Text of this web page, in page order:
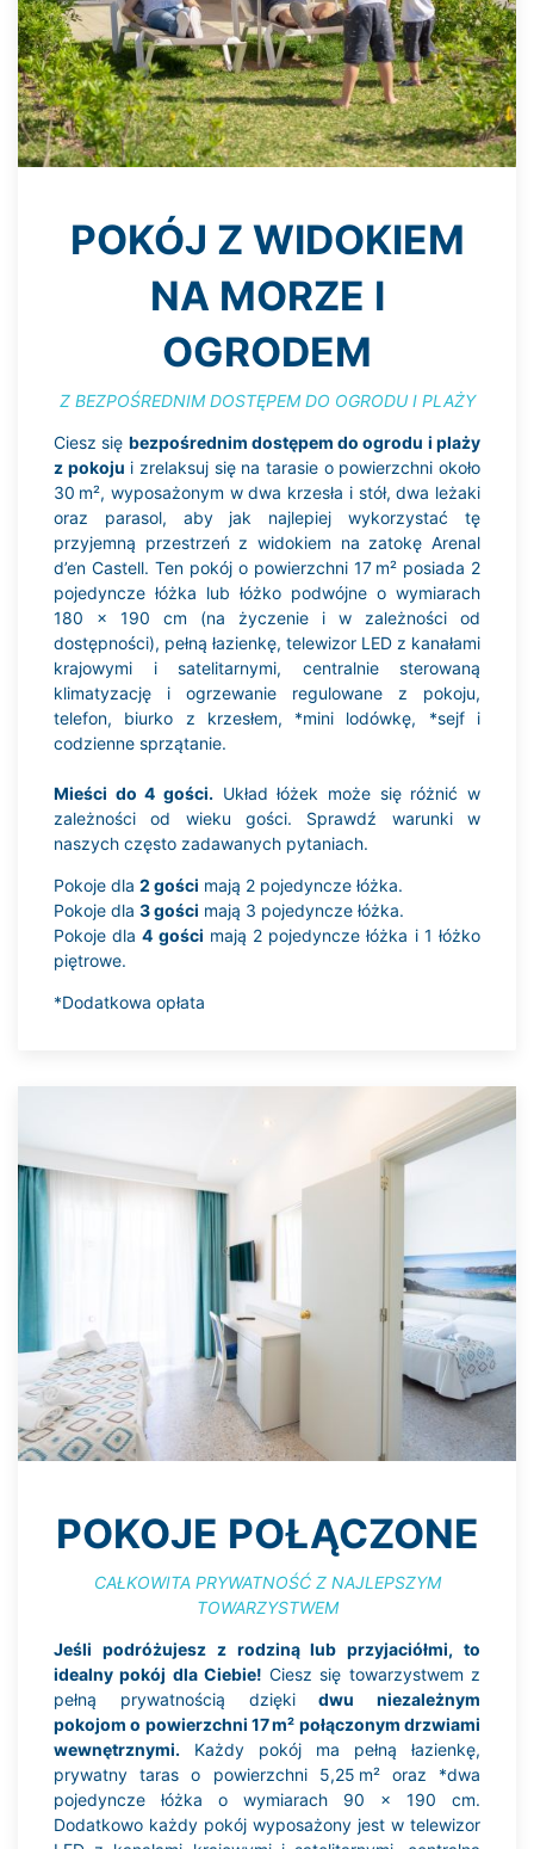
POKÓJ Z WIDOKIEM
NA MORZE I
OGRODEM
Z BEZPOŚREDNIM DOSTĘPEM DO OGRODU I PLAŻY
Ciesz się bezpośrednim dostępem do ogrodu i plaży
z pokoju i zrelaksuj się na tarasie o powierzchni około
30 m², wyposażonym w dwa krzesła i stół, dwa leżaki
oraz parasol, aby jak najlepiej wykorzystać tę
przyjemną przestrzeń z widokiem na zatokę Arenal
d’en Castell. Ten pokój o powierzchni 17 m² posiada 2
pojedyncze łóżka lub łóżko podwójne o wymiarach
180 x 190 cm (na życzenie i w zależności od
dostępności), pełną łazienkę, telewizor LED z kanałami
krajowymi i satelitarnymi, centralnie sterowaną
klimatyzację i ogrzewanie regulowane z pokoju,
telefon, biurko z krzesłem, *mini lodówkę, *sejf i
codzienne sprzątanie.
Mieści do 4 gości. Układ łóżek może się różnić w
zależności od wieku gości. Sprawdź warunki w
naszych często zadawanych pytaniach.
Pokoje dla 2 gości mają 2 pojedyncze łóżka.
Pokoje dla 3 gości mają 3 pojedyncze łóżka.
Pokoje dla4 gości mają 2 pojedyncze łóżka i 1 łóżko
piętrowe.
*Dodatkowa opłata
POKOJE POŁĄCZONE
CAŁKOWITA PRYWATNOŚĆ Z NAJLEPSZYM
TOWARZYSTWEM
Jeśli podróżujesz z rodziną lub przyjaciółmi, to
idealny pokój dla Ciebie! Ciesz się towarzystwem z
pełną prywatnością dziękidwu niezależnym
pokojom o powierzchni 17 m² połączonym drzwiami
wewnętrznymi. Każdy pokój ma pełną łazienkę,
prywatny taras o powierzchni 5,25 m² oraz *dwa
pojedyncze łóżka o wymiarach 90 x 190 cm.
Dodatkowo każdy pokój wyposażony jest w telewizor